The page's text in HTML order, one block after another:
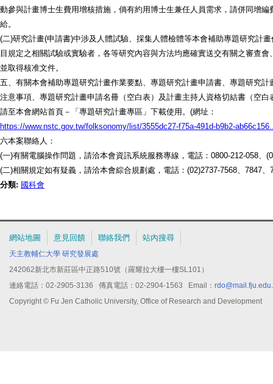
動參與計畫博士生費用增核措施，倘有約用博士生兼任人員需求，請併同增編
給。
(二)研究計畫(申請書)中涉及人體試驗、採集人體檢體等本會補助專題研究計
目規定之相關試驗或實驗者，各等研究內容與方法均應確實送交有關之審查
並取得核准文件。
五、有關本會補助專題研究計畫作業要點、專題研究計畫申請書、專題研究計
注意事項、專題研究計畫申請名冊（空白表）及計畫主持人資格切結書（空白
請至本會網站首頁－「專題研究計畫專區」下載使用。(網址：
https://www.nstc.gov.tw/folksonomy/list/3555dc27-f75a-491d-b9b2-
六本案聯絡人：
(一)有關電腦操作問題，請洽本會資訊系統服務專線，電話：0800-212-058、
(二)相關規定如有疑義，請洽本會綜合規劃處，電話：(02)2737-7568、7847、
分類: 國科會
網站地圖 意見回饋 聯絡我們 站內搜尋
天主教輔仁大學 研究發展處
242062新北市新莊區中正路510號（羅耀拉大樓一樓SL101）
連絡電話：02-2905-3136 傳真電話：02-2904-1563 Email：
Copyright © Fu Jen Catholic University, Office of Research and Development